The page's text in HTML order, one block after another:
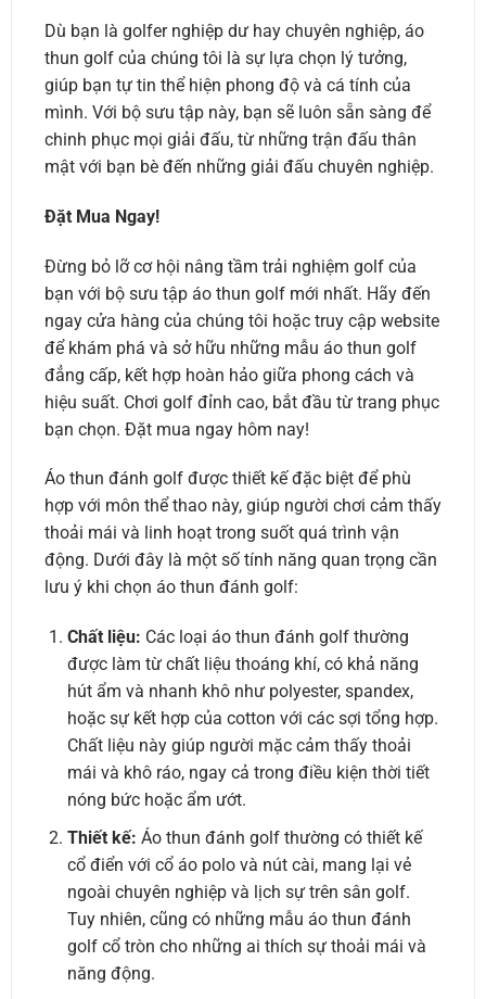
Dù bạn là golfer nghiệp dư hay chuyên nghiệp, áo
thun golf của chúng tôi là sự lựa chọn lý tưởng,
giúp bạn tự tin thể hiện phong độ và cá tính của
mình. Với bộ sưu tập này, bạn sẽ luôn sẵn sàng để
chinh phục mọi giải đấu, từ những trận đấu thân
mật với bạn bè đến những giải đấu chuyên nghiệp.
Đặt Mua Ngay!
Đừng bỏ lỡ cơ hội nâng tầm trải nghiệm golf của
bạn với bộ sưu tập áo thun golf mới nhất. Hãy đến
ngay cửa hàng của chúng tôi hoặc truy cập website
để khám phá và sở hữu những mẫu áo thun golf
đẳng cấp, kết hợp hoàn hảo giữa phong cách và
hiệu suất. Chơi golf đỉnh cao, bắt đầu từ trang phục
bạn chọn. Đặt mua ngay hôm nay!
Áo thun đánh golf được thiết kế đặc biệt để phù
hợp với môn thể thao này, giúp người chơi cảm thấy
thoải mái và linh hoạt trong suốt quá trình vận
động. Dưới đây là một số tính năng quan trọng cần
lưu ý khi chọn áo thun đánh golf:
Chất liệu: Các loại áo thun đánh golf thường
được làm từ chất liệu thoáng khí, có khả năng
hút ẩm và nhanh khô như polyester, spandex,
hoặc sự kết hợp của cotton với các sợi tổng hợp.
Chất liệu này giúp người mặc cảm thấy thoải
mái và khô ráo, ngay cả trong điều kiện thời tiết
nóng bức hoặc ẩm ướt.
Thiết kế: Áo thun đánh golf thường có thiết kế
cổ điển với cổ áo polo và nút cài, mang lại vẻ
ngoài chuyên nghiệp và lịch sự trên sân golf.
Tuy nhiên, cũng có những mẫu áo thun đánh
golf cổ tròn cho những ai thích sự thoải mái và
năng động.